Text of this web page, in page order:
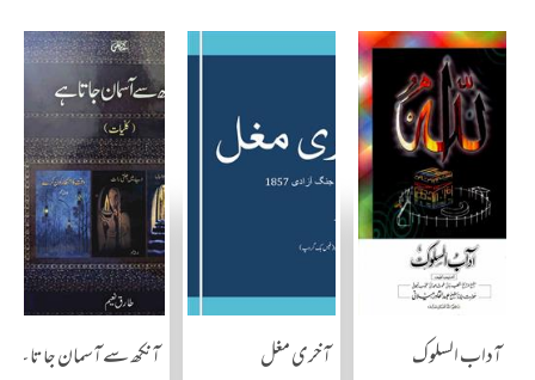
آداب السلوک آخری مغل آنکھ سے آسمان جاتا ہے